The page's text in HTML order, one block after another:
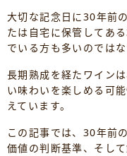
大切な記念日に30年前
たは自宅に保管してあ
でいる方も多いのではな
長期熟成を経たワイン
い味わいを楽しめる可
えています。
この記事では、30年前
価値の判断基準、そし